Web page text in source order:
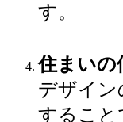
す。
住まいの
デザイン
すること